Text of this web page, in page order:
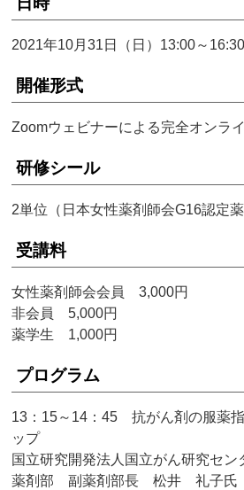
2021年10月31日（日）13:00～16:30
開催形式
Zoomウェビナーによる完全オンラ
研修シール
2単位（日本女性薬剤師会G16認定
受講料
女性薬剤師会会員 3,000円
非会員 5,000円
薬学生 1,000円
プログラム
13：15～14：45 抗がん剤の服薬
ップ
国立研究開発法人国立がん研究セン
薬剤部 副薬剤部長 松井 礼子氏